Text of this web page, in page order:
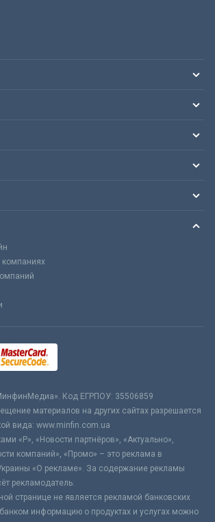
компаниях
Код ЕГРПОУ: 35506859
материалов на других сайтах разрешается
вида: www.minfin.com.ua
«Р», «Новости партнёров», «Актуально»,
компаний», «Промо» – это реклама в
«О рекламе». За содержание рекламы
рекламодатель.
странице не является рекламой банковских
информацию о продуктах и услугах можно